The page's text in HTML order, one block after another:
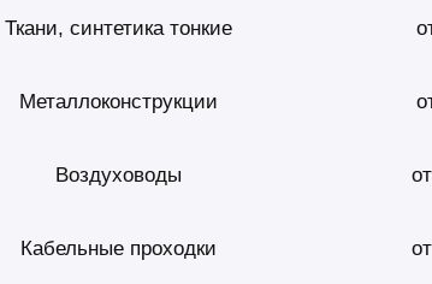
Ткани, синтетика тонкие
Металлоконструкции
Воздуховоды
Кабельные проходки